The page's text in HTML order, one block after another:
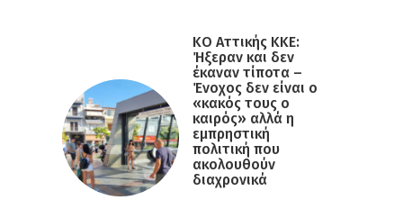
KO Αττικής ΚΚΕ:
Ήξεραν και δεν
έκαναν τίποτα –
Ένοχος δεν είναι ο
«κακός τους ο
καιρός» αλλά η
εµπρηστική
πολιτική που
ακολουθούν
διαχρονικά